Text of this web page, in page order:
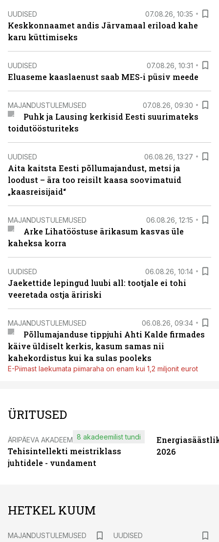
UUDISED 07.08.26, 10:35
Keskkonnaamet andis Järvamaal eriload kahe
karu küttimiseks
UUDISED 07.08.26, 10:31
Eluaseme kaaslaenust saab MES-i püsiv meede
MAJANDUSTULEMUSED 07.08.26, 09:30
Puhk ja Lausing kerkisid Eesti suurimateks
toidutöösturiteks
UUDISED 06.08.26, 13:27
Aita kaitsta Eesti põllumajandust, metsi ja
loodust – ära too reisilt kaasa soovimatuid
„kaasreisijaid“
MAJANDUSTULEMUSED 06.08.26, 12:15
Arke Lihatööstuse ärikasum kasvas üle
kaheksa korra
UUDISED 06.08.26, 10:14
Jaekettide lepingud luubi all: tootjale ei tohi
veeretada ostja äririski
MAJANDUSTULEMUSED 06.08.26, 09:34
Põllumajanduse tippjuhi Ahti Kalde firmades
käive üldiselt kerkis, kasum samas nii
kahekordistus kui ka sulas pooleks
E-Piimast laekumata piimaraha on enam kui 1,2 miljonit eurot
ÜRITUSED
ÄRIPÄEVA AKADEEMIA
Tehisintellekti meistriklass
juhtidele - vundament
8 akadeemilist tundi
2026
HETKEL KUUM
MAJANDUSTULEMUSED
UUDISED